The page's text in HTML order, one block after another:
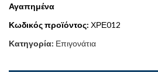
Αγαπημένα
Κωδικός προϊόντος: ΧΡΕ012
Κατηγορία: Επιγονάτια